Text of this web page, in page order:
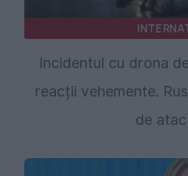
Incidentul cu drona
reacții vehemente.
de